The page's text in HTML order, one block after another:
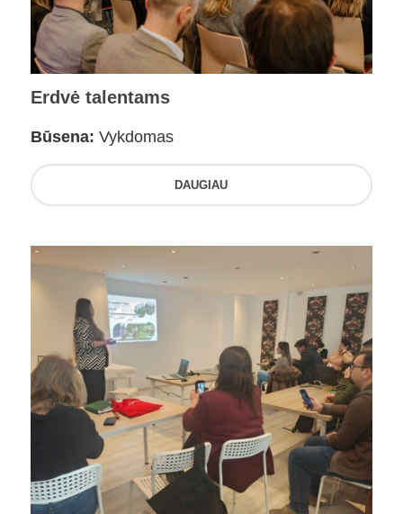
Erdvė talentams
Būsena: Vykdomas
DAUGIAU